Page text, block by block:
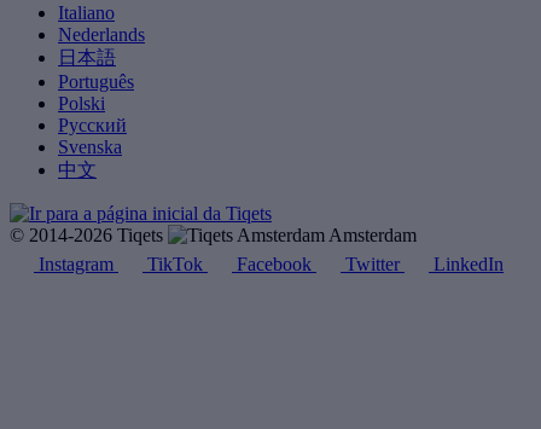
Italiano
Nederlands
日本語
Português
Polski
Русский
Svenska
中文
© 2014-2026 Tiqets
Amsterdam
Instagram
TikTok Facebook Twitter LinkedIn